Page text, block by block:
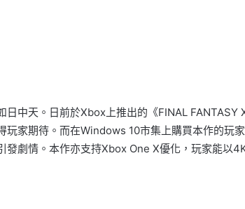
中天。日前於Xbox上推出的《FINAL FANTASY
家期待。而在Windows 10市集上購買本作的玩
劇情。本作亦支持Xbox One X優化，玩家能以